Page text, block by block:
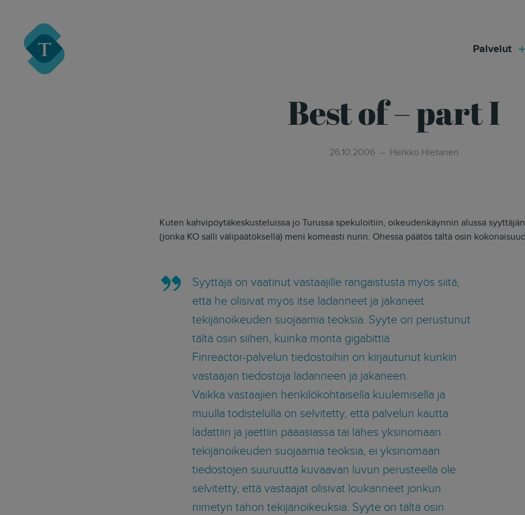
Turre Legal
Palvelut
Best of – part I
26.10.2006 Herkko Hietanen
Kuten kahvipöytäkeskusteluissa jo Turussa spekuloitiin, oikeudenkäynnin alussa
(jonka KO salli välipäätöksellä) meni komeasti nurin. Ohessa päätös tältä osin
Syyttäjä on vaatinut vastaajille rangaistusta myös siitä,
että he olisivat myös itse ladanneet ja jakaneet
tekijänoikeuden suojaamia teoksia. Syyte on perustunut
tältä osin siihen, kuinka monta gigabittiä
Finreactor-palvelun tiedostoihin on kirjautunut kunkin
vastaajan tiedostoja ladanneen ja jakaneen.
Vaikka vastaajien henkilökohtaisella kuulemisella ja
muulla todistelulla on selvitetty, että palvelun kautta
ladattiin ja jaettiin pääasiassa tai lähes yksinomaan
tekijänoikeuden suojaamia teoksia, ei yksinomaan
tiedostojen suuruutta kuvaavan luvun perusteella ole
selvitetty, että vastaajat olisivat loukanneet jonkun
nimetyn tahon tekijänoikeuksia. Syyte on tältä osin